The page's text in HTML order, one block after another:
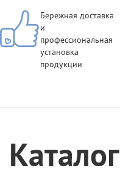
Бережная доставка
и
профессиональная
установка
продукции
Каталог